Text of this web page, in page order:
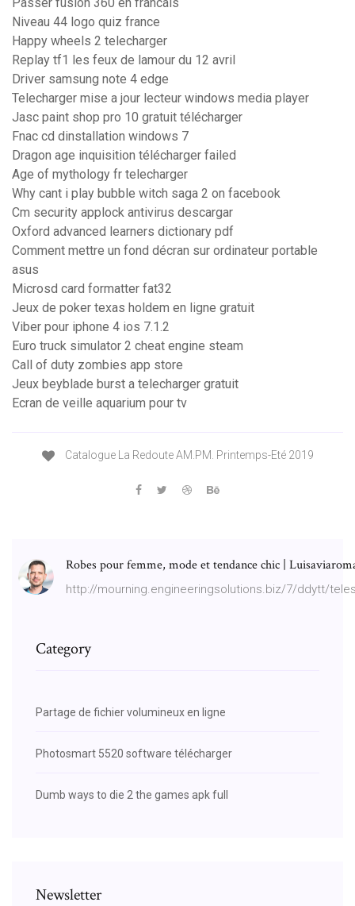
Passer fusion 360 en francais
Niveau 44 logo quiz france
Happy wheels 2 telecharger
Replay tf1 les feux de lamour du 12 avril
Driver samsung note 4 edge
Telecharger mise a jour lecteur windows media player
Jasc paint shop pro 10 gratuit télécharger
Fnac cd dinstallation windows 7
Dragon age inquisition télécharger failed
Age of mythology fr telecharger
Why cant i play bubble witch saga 2 on facebook
Cm security applock antivirus descargar
Oxford advanced learners dictionary pdf
Comment mettre un fond décran sur ordinateur portable
asus
Microsd card formatter fat32
Jeux de poker texas holdem en ligne gratuit
Viber pour iphone 4 ios 7.1.2
Euro truck simulator 2 cheat engine steam
Call of duty zombies app store
Jeux beyblade burst a telecharger gratuit
Ecran de veille aquarium pour tv
Catalogue La Redoute AM.PM. Printemps-Eté 2019
Robes pour femme, mode et tendance chic |
http://mourning.engineeringsolutions.biz/7/ddytt/
Category
Partage de fichier volumineux en ligne
Photosmart 5520 software télécharger
Dumb ways to die 2 the games apk full
Newsletter